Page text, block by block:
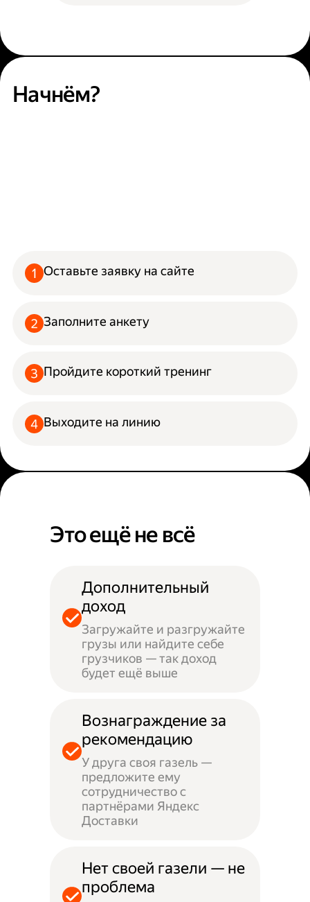
Начнём?
Оставьте заявку на сайте
Заполните анкету
Пройдите короткий тренинг
Выходите на линию
Это ещё не всё
Дополнительный
доход
Загружайте и разгружайте
грузы или найдите себе
грузчиков — так доход
будет ещё выше
Вознаграждение за
рекомендацию
У друга своя газель —
предложите ему
сотрудничество с
партнёрами Яндекс
Доставки
Нет своей газели — не
проблема